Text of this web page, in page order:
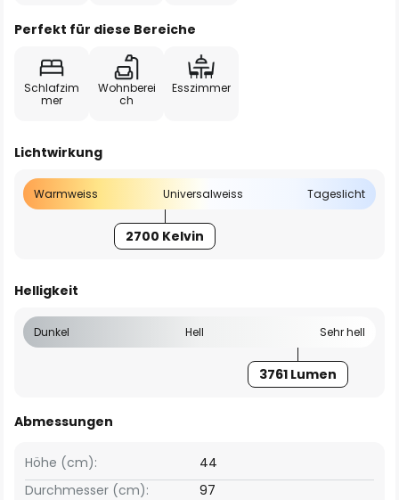
Perfekt für diese Bereiche
Schlafzim
mer
Wohnberei
ch
Esszimmer
Lichtwirkung
Warmweiss Universalweiss Tageslicht
2700 Kelvin
Helligkeit
Dunkel Hell Sehr hell
3761 Lumen
Abmessungen
Höhe (cm):
44
Durchmesser (cm):
97